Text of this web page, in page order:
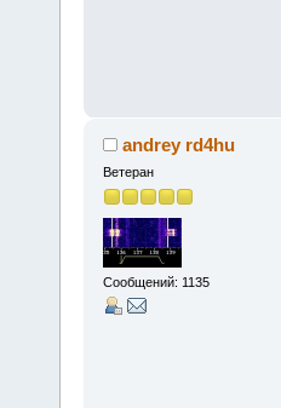
andrey rd4hu
Ветеран
Сообщений: 1135